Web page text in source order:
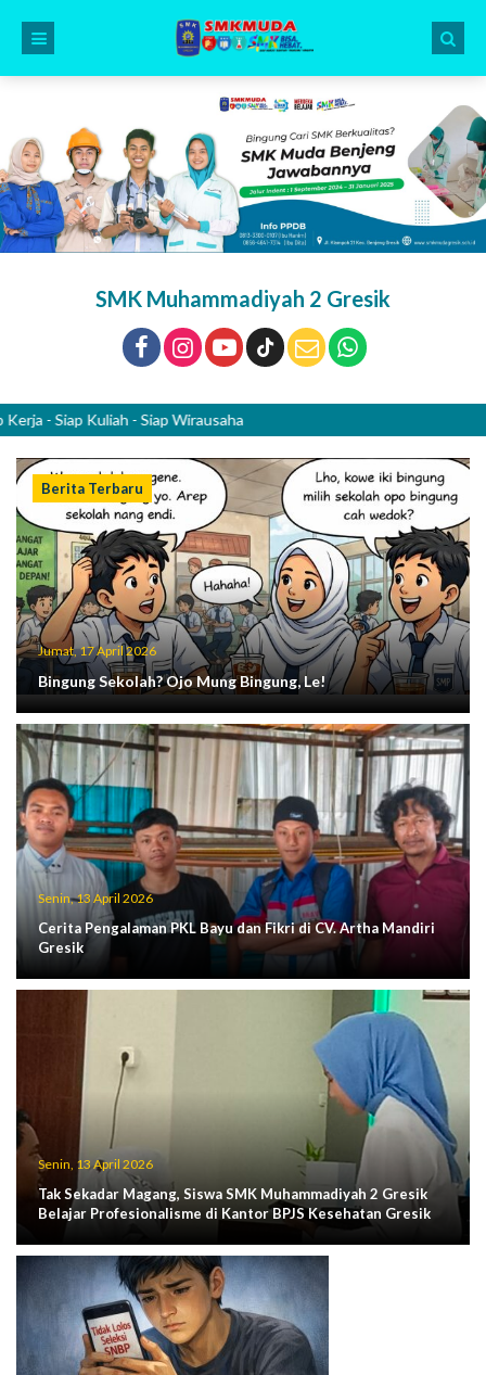
SMK Muhammadiyah 2 Gresik
Siap Kuliah - Siap Wirausaha
Berita Terbaru
Jumat, 17 April 2026
Bingung Sekolah? Ojo Mung Bingung, Le!
Senin, 13 April 2026
Cerita Pengalaman PKL Bayu dan Fikri di CV. Artha Mandiri
Gresik
Senin, 13 April 2026
Tak Sekadar Magang, Siswa SMK Muhammadiyah 2 Gresik
Belajar Profesionalisme di Kantor BPJS Kesehatan Gresik